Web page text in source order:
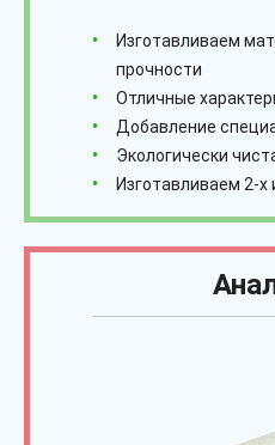
Изготавливаем
прочности
Отличные
Добавление
Экологически
Изготавливаем 2-х